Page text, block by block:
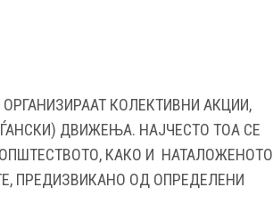
КОЛЕКТИВНИ АКЦИИ,
ДВИЖЕЊА. НАЈЧЕСТО ТОА СЕ
КАКО И НАТАЛОЖЕНОТО
ПРЕДИЗВИКАНО ОД ОПРЕДЕЛЕНИ